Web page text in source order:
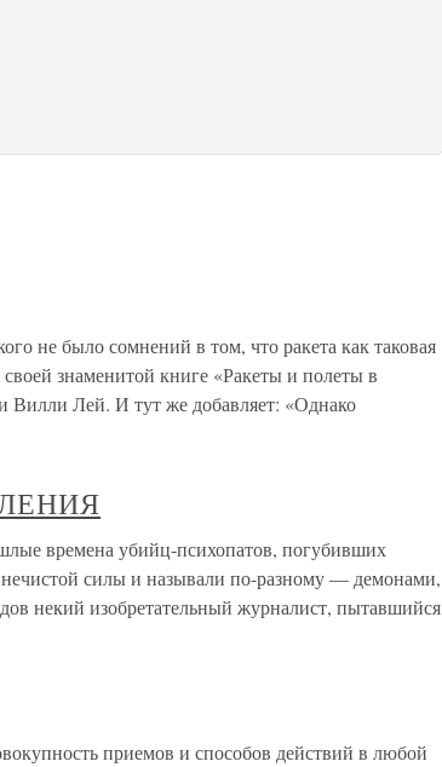
не было сомнений в том, что ракета как таковая
знаменитой книге «Ракеты и полеты в
Вилли Лей. И тут же добавляет: «Однако
убийц-психопатов, погубивших
силы и называли по-разному — демонами,
некий изобретательный журналист, пытавшийся
приемов и способов действий в любой